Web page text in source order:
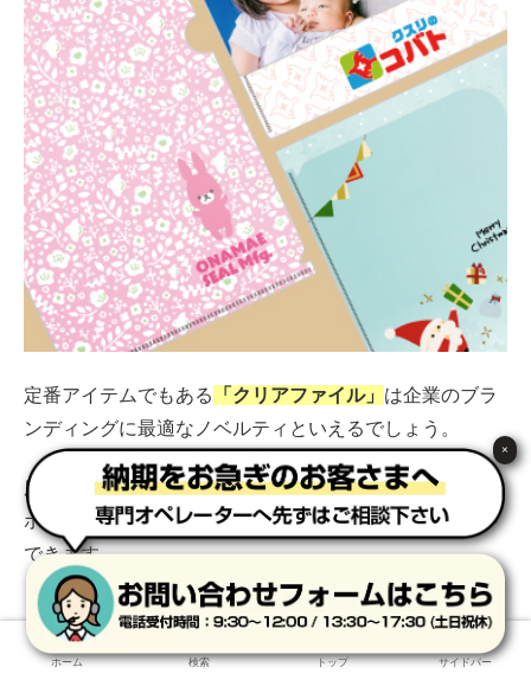
定番アイテムでもある 「クリアファイル」 は企業のブラ
ンディングに最適なノベルティといえるでしょう。
広い印刷面が特徴で、企業名だけでなくロゴや企業のPR
ポイント、イラストなどさまざま情報を盛り込むことが
できます。
また、「フルカラー印刷」の他に「箔押し印刷」もある
ので企業のイメージに合わせて選ぶと良いでしょう。
ホーム 検索 トップ サイドバー
×